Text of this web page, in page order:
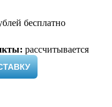
бесплатно
рассчитывается